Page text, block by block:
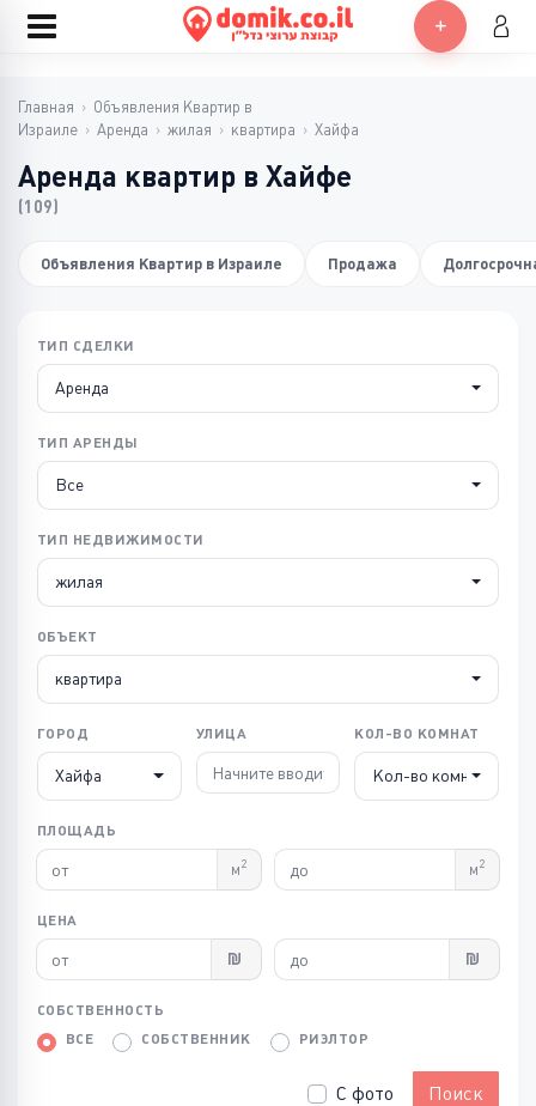
Главная › Объявления Квартир в
Израиле › Аренда › жилая › квартира › Хайфа
Аренда квартир в Хайфе
(109)
Объявления Квартир в Израиле Продажа
ТИП СДЕЛКИ
Аренда
ТИП АРЕНДЫ
Все
ТИП НЕДВИЖИМОСТИ
жилая
ОБЪЕКТ
квартира
ГОРОД
Хайфа
УЛИЦА КОЛ-ВО КОМНАТ
Кол-во комнат
ПЛОЩАДЬ
м2 м2
ЦЕНА
СОБСТВЕННОСТЬ
ВСЕ
СОБСТВЕННИК РИЭЛТОР
С фото Поиск